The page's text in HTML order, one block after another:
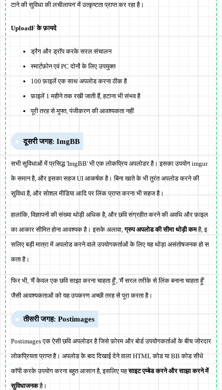
टाने की सुविधा की लचीलापन' में उत्कृष्टता प्राप्त कर रहा है।
UploadF के फ़ायदे
ड्रैग और ड्रॉप करके सरल संचालन
स्मार्टफ़ोन एवं PC दोनों के लिए उपयुक्त
100 फ़ाइलें एक साथ अपलोड करना ठीक है
फ़ाइलें 1 महीने तक रखी जाती हैं, हटाना भी संभव है
पूरी तरह से मुफ्त, पंजीकरण की आवश्यकता नहीं
दूसरी जगह: ImgBB
सभी सुविधाओं में प्रसिद्ध 'ImgBB' भी एक लोकप्रिय अपलोडर है। इसका उपयोग imgur
के समान है, और इसका सहज UI आकर्षक है। बिना खाते के भी तुरंत अपलोड करने की
सुविधा है, और सोशल मीडिया आदि पर लिंक प्राप्त करना भी सहज है।
हालांकि, विज्ञापनों की संख्या थोड़ी अधिक है, और छवि संग्रहीत करने की अवधि और फ़ाइल
का आकार सीमित होना आवश्यक है। इसके अलावा,ग्रुप अपलोड की सीमा थोड़ी कमहै, इ
सलिए बड़ी मात्रा में अपलोड करने वाले उपयोगकर्ताओं के लिए यह थोड़ा असंतोषजनक हो स
कता है।
फिर भी, 'मैं केवल एक छवि साझा करना चाहता हूँ', 'मैं सरल तरीके से लिंक बनाना चाहता हूँ'
जैसी आवश्यकताओं को यह उपकरण अच्छी तरह से पूरा करता है।
तीसरी जगह: Postimages
Postimages एक ऐसी छवि अपलोडर है जिसे फ़ोरम और बोर्ड उपयोगकर्ताओं के बीच जोरदार
लोकप्रियता प्राप्त है। अपलोड के बाद दिखाई देने वाला HTML कोड या BB कोड सीधे
कॉपी करके उपयोग करना बहुत आसान है, इसलिए यहसाइट एम्बेड करने और साझा करने में
सुविधाजनकहै।